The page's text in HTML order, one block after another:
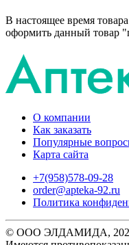
В настоящее время
оформить данный товар
О компании
Как заказать
Популярные
Карта сайта
+7(958)578-09-28
order@apteka-92.ru
Политика
© ООО ЭЛДАМИДА,